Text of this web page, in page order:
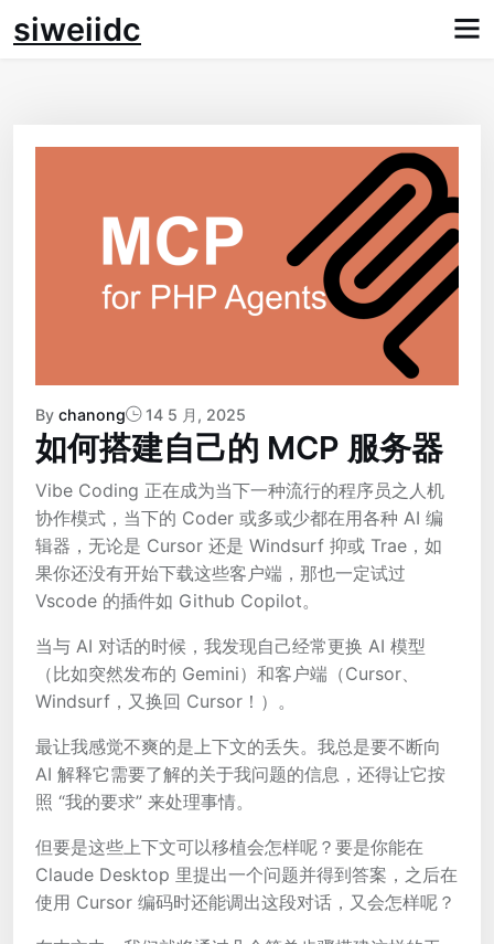
Skip
tosiweiidc
By chanong 14 5 月, 2025
如何搭建自己的 MCP 服务器
Vibe Coding 正在成为当下一种流行的程序员之人机
协作模式，当下的 Coder 或多或少都在用各种 AI 编
辑器，无论是 Cursor 还是 Windsurf 抑或 Trae，如
果你还没有开始下载这些客户端，那也一定试过
Vscode 的插件如 Github Copilot。
当与 AI 对话的时候，我发现自己经常更换 AI 模型
（比如突然发布的 Gemini）和客户端（Cursor、
Windsurf，又换回 Cursor！）。
最让我感觉不爽的是上下文的丢失。我总是要不断向
AI 解释它需要了解的关于我问题的信息，还得让它按
照 “我的要求” 来处理事情。
但要是这些上下文可以移植会怎样呢？要是你能在
Claude Desktop 里提出一个问题并得到答案，之后在
使用 Cursor 编码时还能调出这段对话，又会怎样呢？